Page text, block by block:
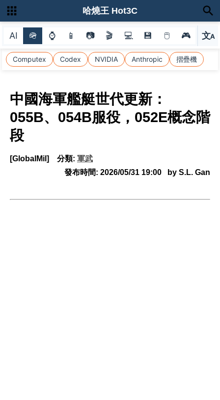
AI 🪖 ⌚ 📱 📷 🎬 💻 💾 🖱 🎮 文A
選
Computex Codex NVIDIA Anthropic 摺疊機
哈燒王 Hot3C
中國海軍艦艇世代更新：
055B、054B服役，052E概念階
段
[GlobalMil] 分類: 軍武
發布時間: 2026/05/31 19:00 by S.L. Gan